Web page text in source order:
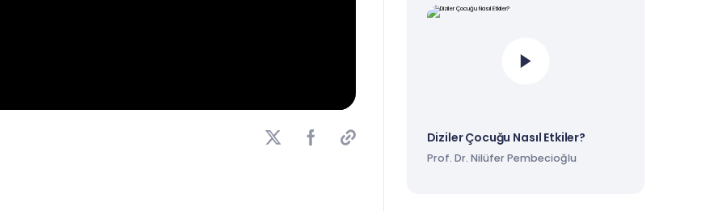
Diziler Çocuğu Nasıl Etkiler?
Prof. Dr. Nilüfer Pembecioğlu